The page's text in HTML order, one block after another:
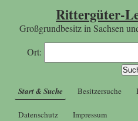
Rittergüter-
Großgrundbesitz in Sachsen
Ort:
Start & Suche Besitzersuche
Datenschutz Impressum